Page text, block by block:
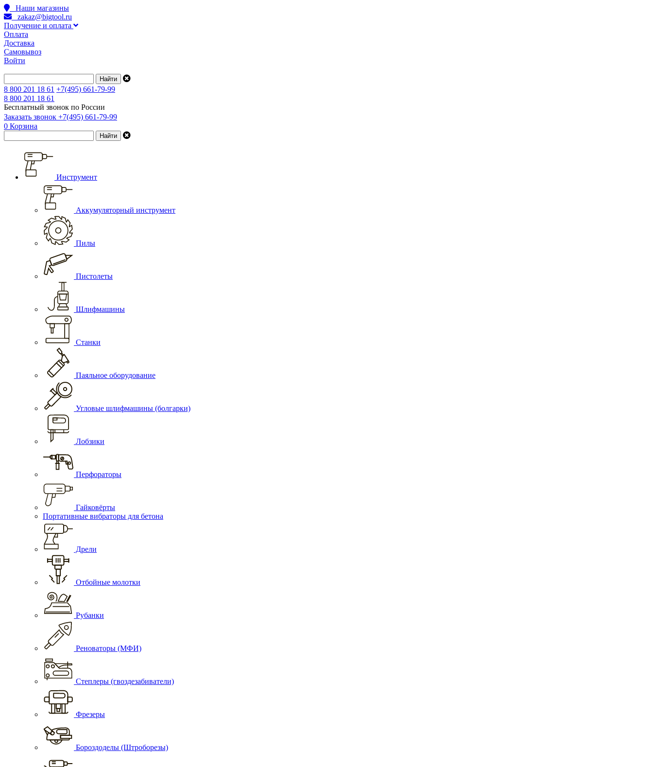
Наши магазины
zakaz@bigtool.ru
Получение и оплата
Оплата
Доставка
Самовывоз
Войти
8 800 201 18 61 +7(495) 661-79-99
8 800 201 18 61
Бесплатный звонок по России
Заказать звонок +7(495) 661-79-99
0 Корзина
Инструмент
Аккумуляторный инструмент
Пилы
Пистолеты
Шлифмашины
Станки
Паяльное оборудование
Угловые шлифмашины (болгарки)
Лобзики
Перфораторы
Гайковёрты
Портативные вибраторы для бетона
Дрели
Отбойные молотки
Рубанки
Реноваторы (МФИ)
Степлеры (гвоздезабиватели)
Фрезеры
Бороздоделы (Штроборезы)